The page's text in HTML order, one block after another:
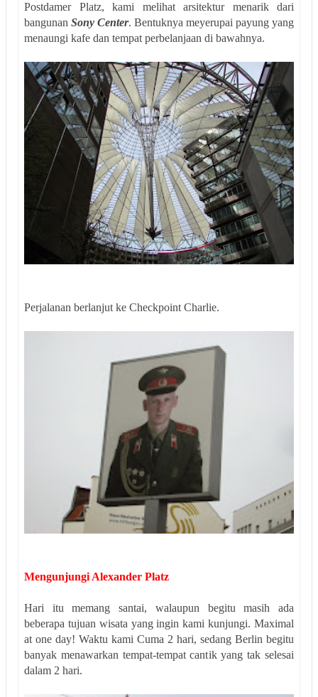
Postdamer Platz, kami melihat arsitektur menarik dari
bangunan Sony Center. Bentuknya meyerupai payung yang
menaungi kafe dan tempat perbelanjaan di bawahnya.
Perjalanan berlanjut ke Checkpoint Charlie.
Mengunjungi Alexander Platz
Hari itu memang santai, walaupun begitu masih ada
beberapa tujuan wisata yang ingin kami kunjungi. Maximal
at one day! Waktu kami Cuma 2 hari, sedang Berlin begitu
banyak menawarkan tempat-tempat cantik yang tak selesai
dalam 2 hari.